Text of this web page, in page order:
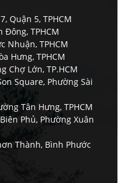
Quận 5, TPHCM
Đông, TPHCM
Nhuận, TPHCM
Hưng, TPHCM
Chợ Lớn, TP.HCM
Square, Phường Sài
Tân Hưng, TPHCM
Phủ, Phường Xuân
Thành, Bình Phước